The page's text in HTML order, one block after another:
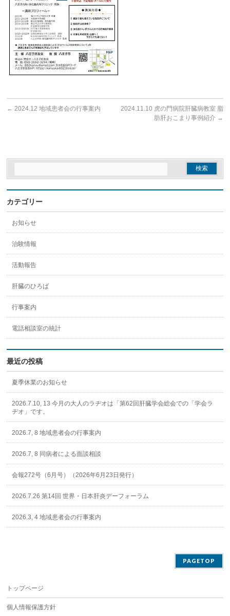
← 2024.12 地域患者会の行事案内
2024.11.10 虎の門病院肝臓病教室 脂
肪肝おこまり事例紹介 →
カテゴリー
お知らせ
治験情報
活動報告
肝臓のひろば
行事案内
電話相談室の統計
最近の投稿
夏季休業のお知らせ
2026.7.10, 13 今月の大人のラヂオは「第62回肝臓学会総会での「学会ラ
ヂオ」です。
2026.7, 8 地域患者会の行事案内
2026.7, 8 同病者による面談相談
会報272号（6月号）（2026年6月23日発行）
2026.7.26 第14回 世界・日本肝炎デーフォーラム
2026.3, 4 地域患者会の行事案内
PAGETOP
トップページ
個人情報保護方針